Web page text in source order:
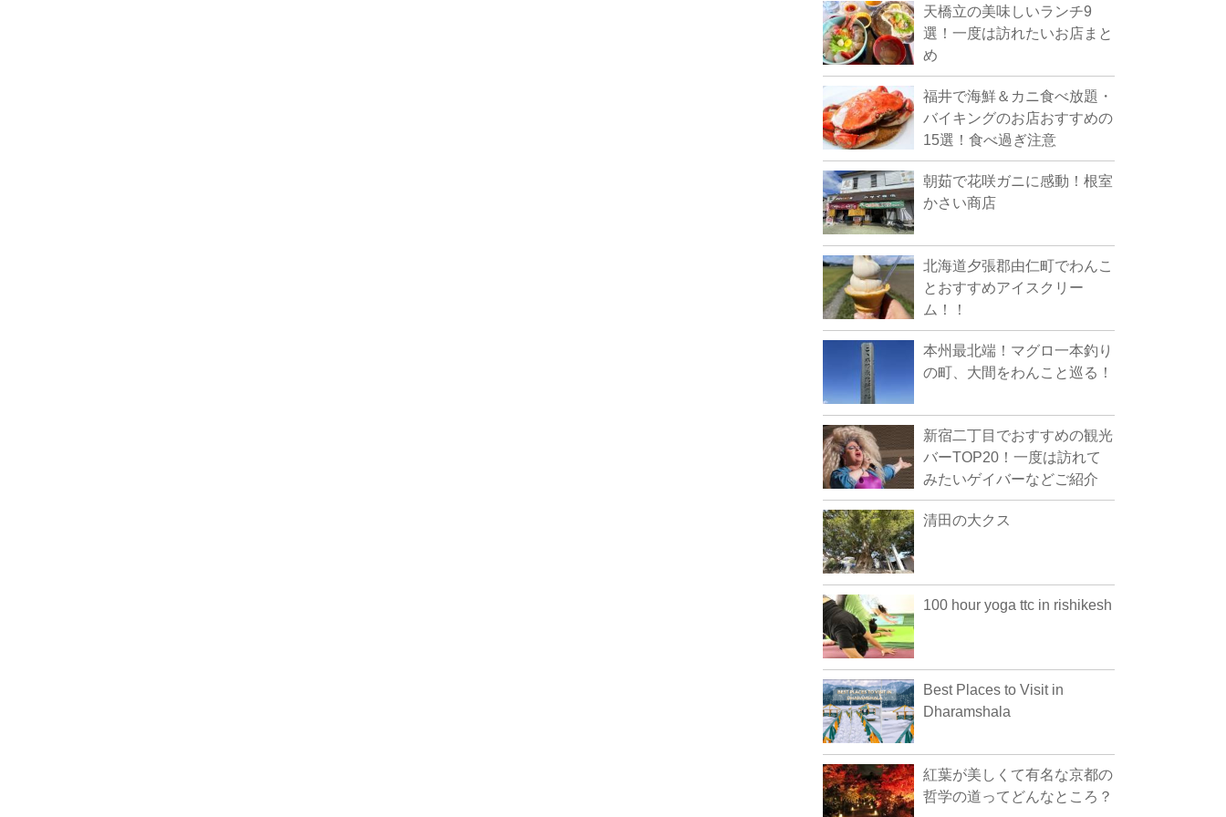
天橋立の美味しいランチ9
選！一度は訪れたいお店まと
め
福井で海鮮＆カニ食べ放題・
バイキングのお店おすすめの
15選！食べ過ぎ注意
朝茹で花咲ガニに感動！根室
かさい商店
北海道夕張郡由仁町でわんこ
とおすすめアイスクリー
ム！！
本州最北端！マグロ一本釣り
の町、大間をわんこと巡る！
新宿二丁目でおすすめの観光
バーTOP20！一度は訪れて
みたいゲイバーなどご紹介
清田の大クス
100 hour yoga ttc in rishikesh
Best Places to Visit in
Dharamshala
紅葉が美しくて有名な京都の
哲学の道ってどんなところ？